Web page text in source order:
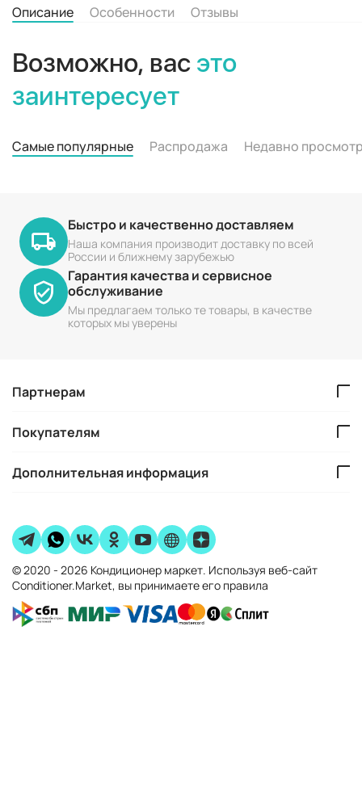
Описание Особенности Отзывы
Возможно, вас это
заинтересует
Самые популярные Распродажа Недавно
Быстро и качественно доставляем
Наша компания производит доставку по всей
России и ближнему зарубежью
Гарантия качества и сервисное
обслуживание
Мы предлагаем только те товары, в качестве
которых мы уверены
Партнерам
Покупателям
Дополнительная информация
© 2020 - 2026 Кондиционер маркет. Используя веб-сайт
Conditioner.Market, вы принимаете его правила